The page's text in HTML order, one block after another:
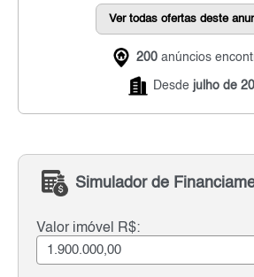
Ver todas ofertas deste
200 anúncios
Desde julho de
Simulador de
Valor imóvel R$: